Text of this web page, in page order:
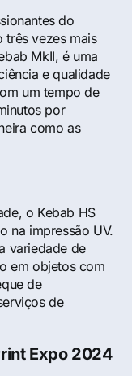
do
três vezes mais
MkII, é uma
e qualidade
um tempo de
por
como as
o Kebab HS
na impressão UV.
variedade de
em objetos com
de
de
Expo 2024